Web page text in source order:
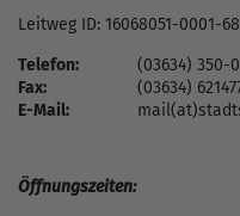
Leitweg ID: 16068051-0001-68
Telefon:
(03634) 350-0
Fax:
(03634)
E-Mail:
Öffnungszeiten: